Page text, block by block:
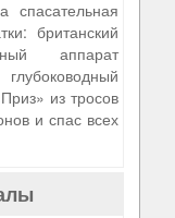
британский
аппарат
из тросов
и спас всех